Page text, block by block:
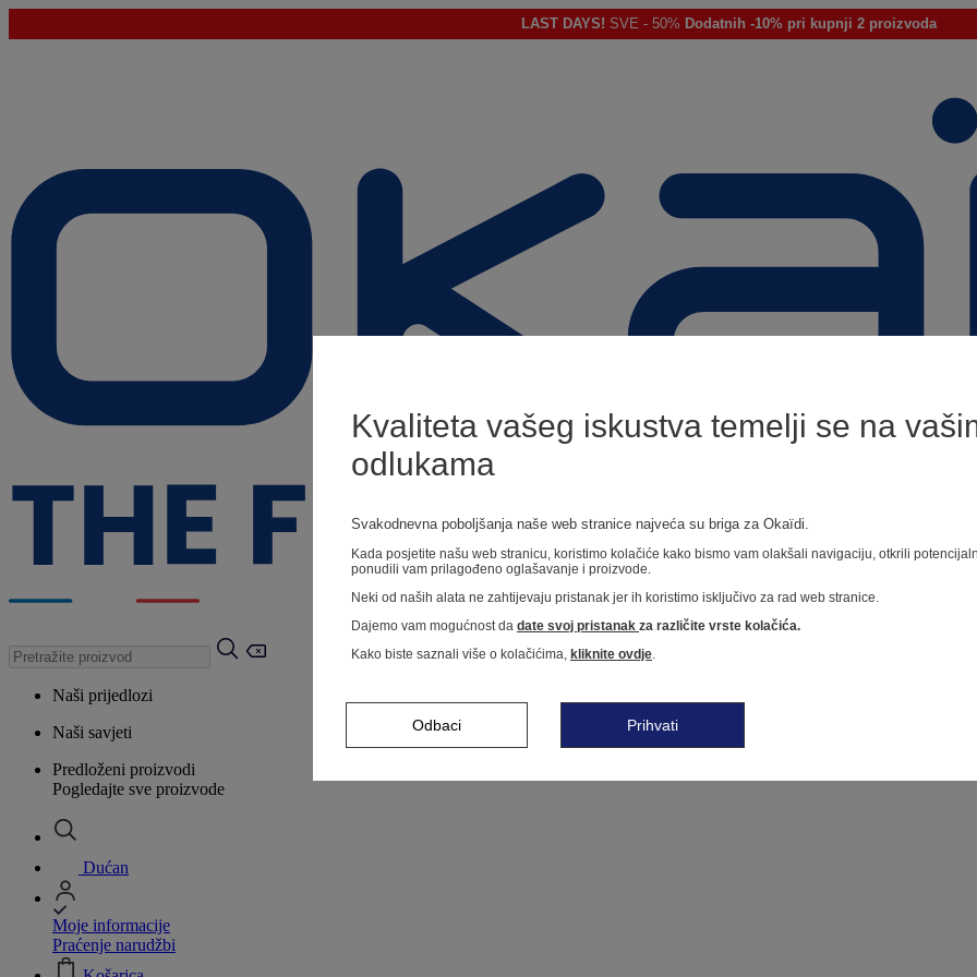
LAST DAYS! SVE - 50% Dodatnih -10% pri kupnji 2 proizvoda
Naši prijedlozi
Naši savjeti
Predloženi proizvodi
Pogledajte sve proizvode
Dućan
Moje informacije
Praćenje narudžbi
Kvaliteta vašeg iskustva temelji se na
odlukama
Svakodnevna poboljšanja naše web stranice najveća su briga za Okaïdi.
Kada posjetite našu web stranicu, koristimo kolačiće kako bismo vam olakšali navigaciju, otkrili
ponudili vam prilagođeno oglašavanje i proizvode.
Neki od naših alata ne zahtijevaju pristanak jer ih koristimo isključivo za rad web stranice.
Dajemo vam mogućnost da date svoj pristanak za različite vrste kolačića.
Kako biste saznali više o kolačićima, kliknite ovdje.
Odbaci Prihvati